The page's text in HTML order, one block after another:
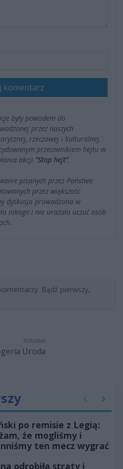
komentarz
były powodem do
przez naszych
rzeczowej i kulturalnej.
przeciwnikiem hejtu w
akcji "Stop hejt".
pisanych przez Państwa
przez większość
dyskusja prowadzona w
nikogo i nie urażała uczuć osób
Bądź pierwszy,
REKLAMA
Poprzednie
po remisie z Legią:
że mogliśmy i
ten mecz wygrać
odrobiła straty i